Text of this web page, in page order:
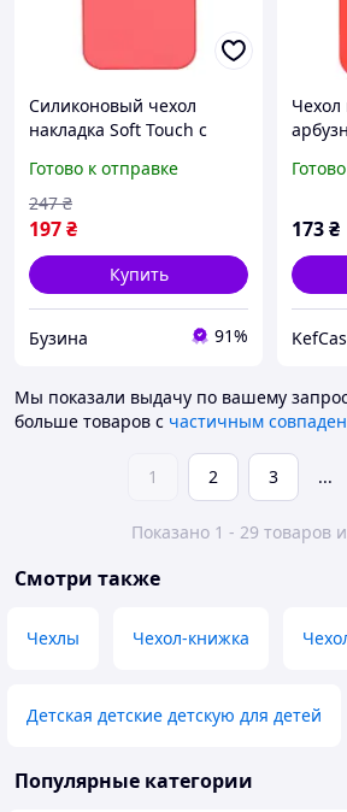
Силиконовый чехол
накладка Soft Touch с
смартфона iPhone 13 Pro
Max цвет watermelon
buzyna
Готово к отправке
197₴
247 ₴
Купить
Бузина 91%
Чехол
173₴
Мы показали выдачу по вашему
больше товаров с частичным
1 2 3 ...
Показано 1 - 29 товаров
Смотри также
Чехлы Чехол-книжка
Детская детские детскую для детей
Популярные категории